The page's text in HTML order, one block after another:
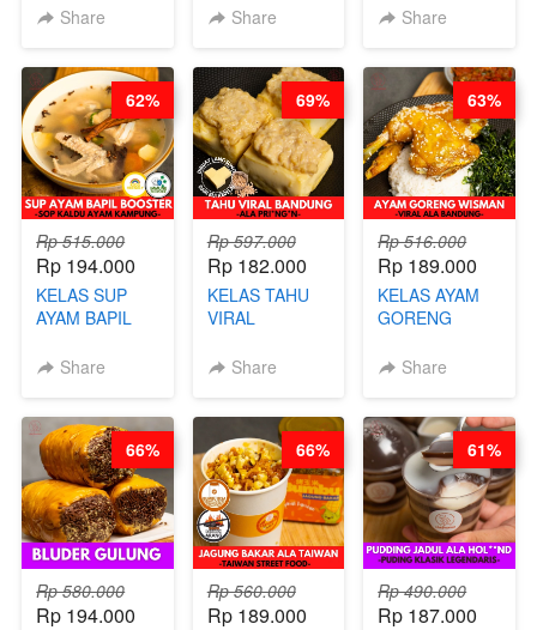
STEAM BUN
CHEF DITA
Share
RADANG &
BARISTA
ARISUDANA
Share
CHIPS -
RENDAH
KALORI
GLUTEN FREE
BY CHEF DITA
Share
Rp 515.000
Rp 194.000
KELAS SUP
AYAM BAPIL
SOP KALDU
CHEF
STEPHANIE
Share
62%
Rp 597.000
Rp 182.000
KELAS TAHU
VIRAL
ALA PRI*NG*N
Share
69%
Rp 516.000
Rp 189.000
KELAS AYAM
GORENG
VIRAL ALA
STEPHANIE
Share
63%
Rp 580.000
Rp 194.000
66%
Rp 560.000
Rp 189.000
66%
Rp 490.000
Rp 187.000
61%